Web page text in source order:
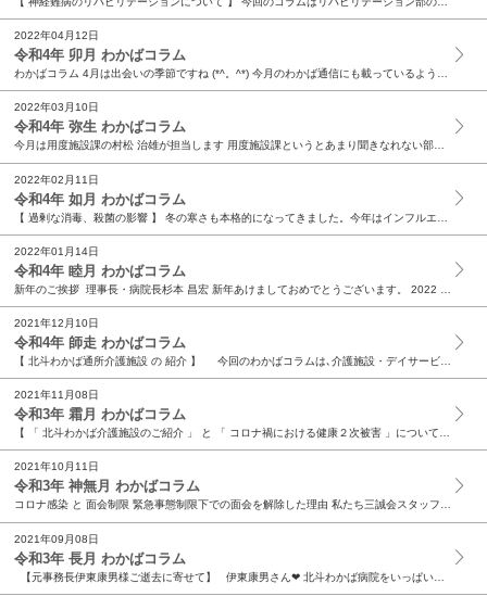
2022年04月12日
令和4年 卯月 わかばコラム
わかばコラム 4月は出会いの季節ですね (*^。^*) 今月のわかば通信にも載っているように、北斗わかば病院 と 北斗わかば介護施設に、新しい仲間が加わりました。 看護部には7名の看護師と1名...
2022年03月10日
令和4年 弥生 わかばコラム
今月は用度施設課の村松 治雄が担当します 用度施設課というとあまり聞きなれない部署かもしれませんが、仕事の内容は病院内で使用する医療材料などの発注払い出し業務、入院患様が快適な入院生活をしてく...
2022年02月11日
令和4年 如月 わかばコラム
2022年01月14日
令和4年 睦月 わかばコラム
2021年12月10日
令和4年 師走 わかばコラム
2021年11月08日
令和3年 霜月 わかばコラム
【 「 北斗わかば介護施設のご紹介 」 と 「 コロナ禍における健康２次被害 」について 今回のコラムは、北斗わかば介護施設の小出弘寿が担当させていただきます。 では、まず１つ目と...
2021年10月11日
令和3年 神無月 わかばコラム
コロナ感染 と 面会制限 緊急事態制限下での面会を解除した理由 私たち三誠会スタッフのミッションは、ホームページにも記されている通り【患者様・利用者様のすべての場におけるＱＯＬの向上を目指しま...
2021年09月08日
令和3年 長月 わかばコラム